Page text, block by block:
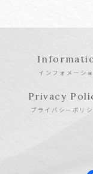
インフォメーシ
Privacy
プライバシーポリシ